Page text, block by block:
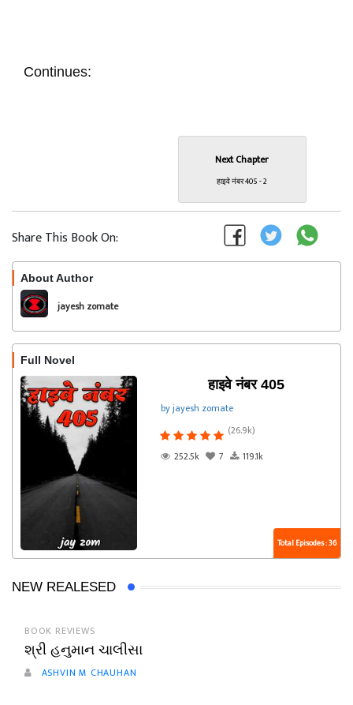
Continues:
Next Chapter
हाइवे नंबर 405 - 2
Share This Book On:
About Author
jayesh zomate
Full Novel
हाइवे नंबर 405
by jayesh zomate
(26.9k)
252.5k
7 119.1k
Total Episodes : 36
NEW REALESED
BOOK REVIEWS
શ્રી હનુમાન ચાલીસા
ASHVIN M CHAUHAN